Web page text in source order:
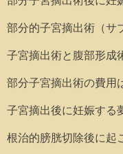
部分的子宮摘出術（サ
子宮摘出術と腹部形成
部分子宮摘出術の費用
子宮摘出後に妊娠する
根治的膀胱切除後に起